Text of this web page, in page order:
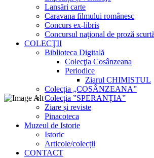
Lansări carte
Caravana filmului românesc
Concurs ex-libris
Concursul național de proză
COLECŢII
Biblioteca Digitală
Colecţia Cosânzeana
Periodice
Ziarul CHIMISTUL
Colecția „COSÂNZEANA”
Colecția ”SPERANȚIA”
Ziare și reviste
Pinacoteca
Muzeul de Istorie
Istoric
Articole/colecții
CONTACT